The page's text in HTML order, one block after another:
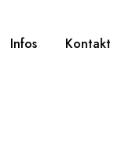
Infos Kontakt